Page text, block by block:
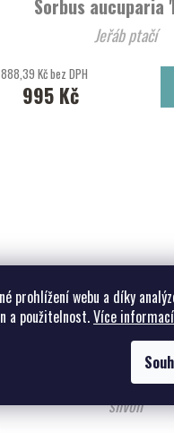
prohlížení webu a díky
a použitelnost.Více informací
Sorbus aucuparia
Jeřáb ptačí
888,39 Kč bez DPH
995 Kč
Prunus 'Snow
slivoň